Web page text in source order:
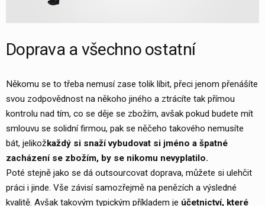
Doprava a všechno ostatní
Někomu se to třeba nemusí zase tolik líbit, přeci jenom přenášíte
svou zodpovědnost na někoho jiného a ztrácíte tak přímou
kontrolu nad tím, co se děje se zbožím, avšak pokud budete mít
smlouvu se solidní firmou, pak se něčeho takového nemusíte
bát, jelikožkaždý si snaží vybudovat si jméno a špatné
zacházení se zbožím, by se nikomu nevyplatilo.
Poté stejně jako se dá outsourcovat doprava, můžete si ulehčit
práci i jinde. Vše závisí samozřejmě na penězích a výsledné
kvalitě. Avšak takovým typickým příkladem je účetnictví, které